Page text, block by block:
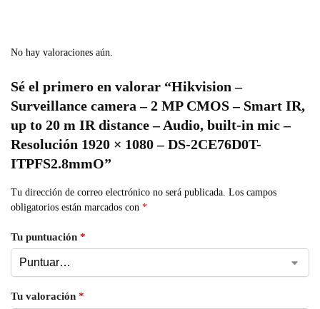
No hay valoraciones aún.
Sé el primero en valorar “Hikvision –
Surveillance camera – 2 MP CMOS – Smart IR,
up to 20 m IR distance – Audio, built-in mic –
Resolución 1920 × 1080 – DS-2CE76D0T-
ITPFS2.8mmO”
Tu dirección de correo electrónico no será publicada. Los campos
obligatorios están marcados con *
Tu puntuación *
Tu valoración *